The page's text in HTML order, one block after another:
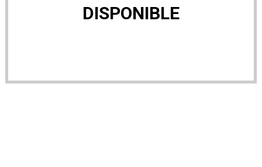
DISPONIBLE